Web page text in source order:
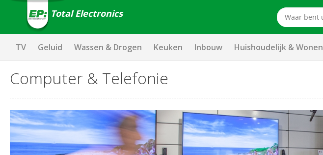
Total Electronics
TV Geluid Wassen & Drogen Keuken Inbouw Huishoudelijk & Wonen
Computer & Telefonie